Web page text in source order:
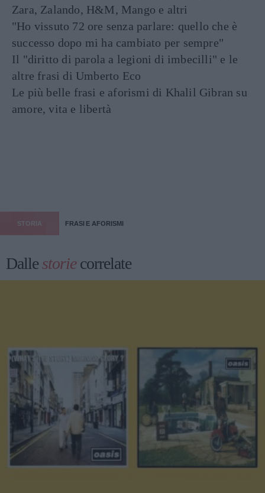
Zara, Zalando, H&M, Mango e altri
"Ho vissuto 72 ore senza parlare: quello che è
successo dopo mi ha cambiato per sempre"
Il "diritto di parola a legioni di imbecilli" e le
altre frasi di Umberto Eco
Le più belle frasi e aforismi di Khalil Gibran su
amore, vita e libertà
STORIA FRASI E AFORISMI
Dallestoriecorrelate